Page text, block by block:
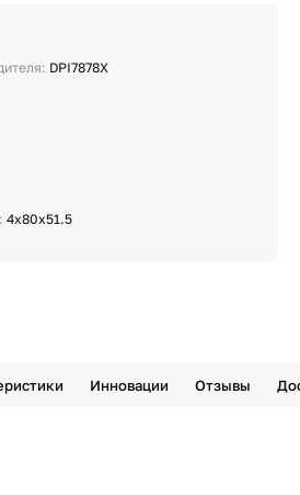
DPI7878X
4х80х51.5
Инновации Отзывы